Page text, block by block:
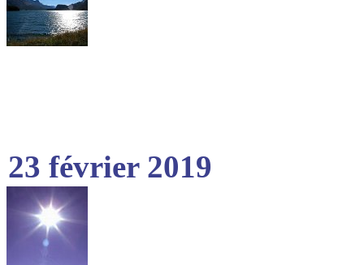
23 février 2019